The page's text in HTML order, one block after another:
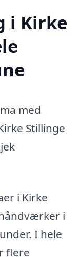
i Kirke
med
Stillinge
i Kirke
i
I hele
flere